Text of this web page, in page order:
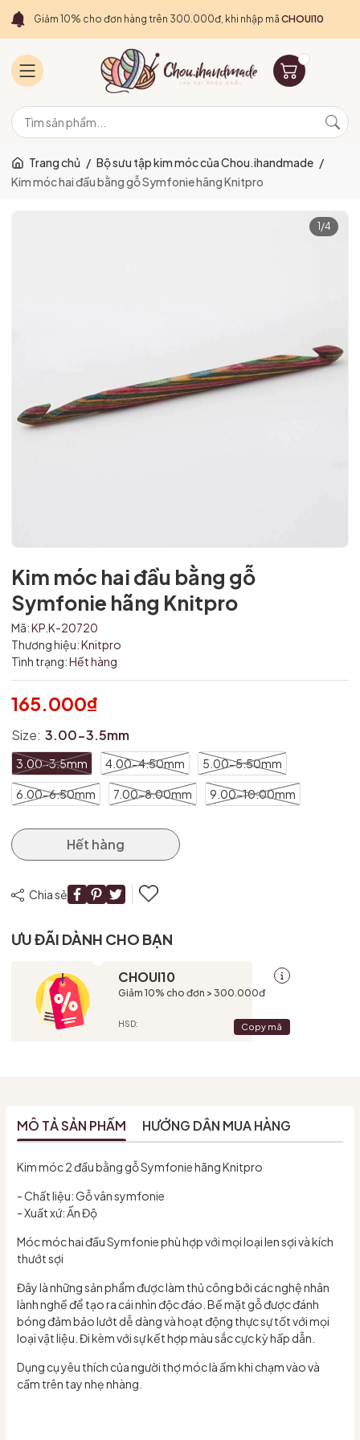
Giảm 10% cho đơn hàng trên 300.000đ, khi nhập mã CHOUI10
Trang chủ / Bộ sưu tập kim móc của Chou.ihandmade /
Kim móc hai đầu bằng gỗ Symfonie hãng Knitpro
1 /4
Kim móc hai đầu bằng gỗ
Symfonie hãng Knitpro
Mã:KP.K-20720
Thương hiệu:Knitpro
Tình trạng:Hết hàng
165.000₫
Size: 3.00-3.5mm
3.00-3.5mm 4.00-4.50mm 5.00-5.50mm
6.00-6.50mm 7.00-8.00mm 9.00-10.00mm
Hết hàng
Chia sẻ
ƯU ĐÃI DÀNH CHO BẠN
CHOUI10
Giảm 10% cho đơn > 300.000đ
HSD: Copy mã
MÔ TẢ SẢN PHẨM HƯỚNG DẪN MUA HÀNG
Kim móc 2 đầu bằng gỗ Symfonie hãng Knitpro
- Chất liệu: Gỗ vân symfonie
- Xuất xứ: Ấn Độ
Móc móc hai đầu Symfonie phù hợp với mọi loại len sợi và kích
thướt sợi
Đây là những sản phẩm được làm thủ công bởi các nghệ nhân
lành nghề để tạo ra cái nhìn độc đáo. Bề mặt gỗ được đánh
bóng đảm bảo lướt dễ dàng và hoạt động thực sự tốt với mọi
loại vật liệu. Đi kèm với sự kết hợp màu sắc cực kỳ hấp dẫn.
Dụng cụ yêu thích của người thợ móc là ấm khi chạm vào và
cầm trên tay nhẹ nhàng.
Mã giảm giá:
Ngày hết hạn:
Điều kiện: